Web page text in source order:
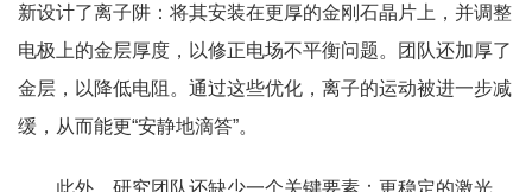
新设计了离子阱：将其安装在更厚的金刚石晶片上，并调整
电极上的金层厚度，以修正电场不平衡问题。团队还加厚了
金层，以降低电阻。通过这些优化，离子的运动被进一步减
缓，从而能更“安静地滴答”。
此外，研究团队还缺少一个关键要素：更稳定的激光